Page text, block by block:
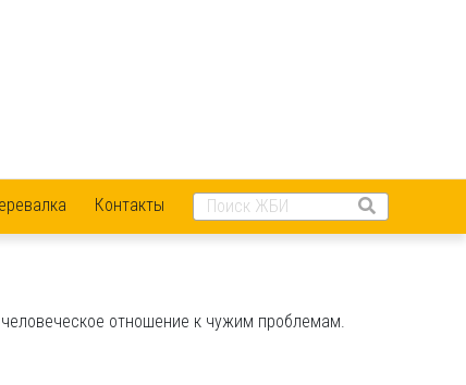
Контакты
отношение к чужим проблемам.